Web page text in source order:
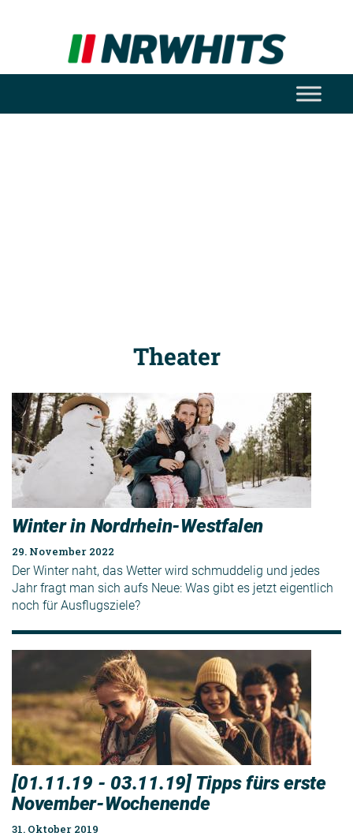
Theater
Winter in Nordrhein-Westfalen
29. November 2022
Der Winter naht, das Wetter wird schmuddelig und jedes
Jahr fragt man sich aufs Neue: Was gibt es jetzt eigentlich
noch für Ausflugsziele?
[01.11.19 - 03.11.19] Tipps fürs erste
November-Wochenende
31. Oktober 2019